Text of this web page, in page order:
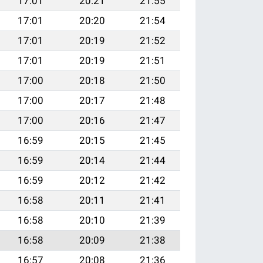
17:01
20:20
21:54
17:01
20:19
21:52
17:01
20:19
21:51
17:00
20:18
21:50
17:00
20:17
21:48
17:00
20:16
21:47
16:59
20:15
21:45
16:59
20:14
21:44
16:59
20:12
21:42
16:58
20:11
21:41
16:58
20:10
21:39
16:58
20:09
21:38
16:57
20:08 21:36